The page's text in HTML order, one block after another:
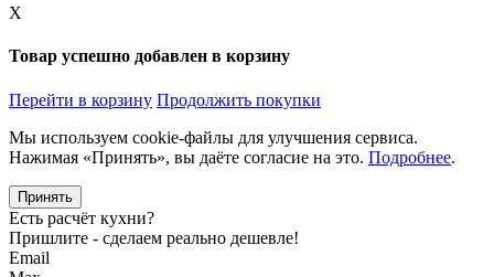
X
Товар успешно добавлен в корзину
Перейти в корзину Продолжить покупки
Мы используем cookie-файлы для улучшения сервиса.
Нажимая «Принять», вы даёте согласие на это. Подробнее.
Принять
Есть расчёт кухни?
Пришлите - сделаем реально дешевле!
Email